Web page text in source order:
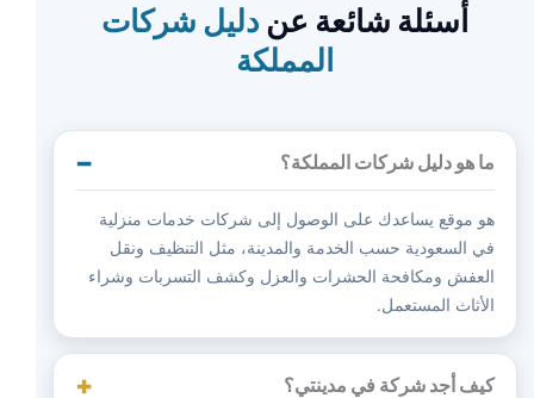
أسئلة شائعة عن دليل شركات
المملكة
ما هو دليل شركات المملكة؟
هو موقع يساعدك على الوصول إلى شركات خدمات منزلية
في السعودية حسب الخدمة والمدينة، مثل التنظيف ونقل
العفش ومكافحة الحشرات والعزل وكشف التسربات وشراء
الأثاث المستعمل.
كيف أجد شركة في مدينتي؟